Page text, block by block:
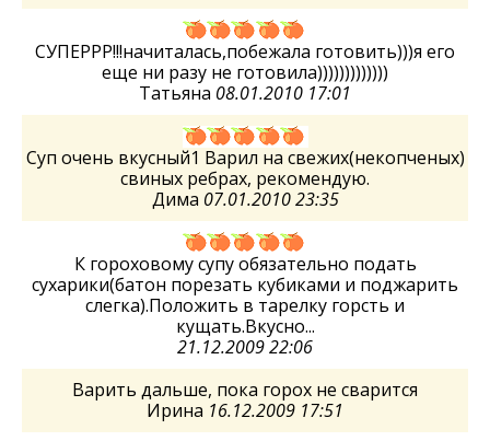
СУПЕРРР!!!начиталась,побежала готовить)))я его
еще ни разу не готовила)))))))))))))
Татьяна 08.01.2010 17:01
Суп очень вкусный1 Варил на свежих(некопченых)
свиных ребрах, рекомендую.
Дима 07.01.2010 23:35
К гороховому супу обязательно подать
сухарики(батон порезать кубиками и поджарить
слегка).Положить в тарелку горсть и
кущать.Вкусно...
21.12.2009 22:06
Варить дальше, пока горох не сварится
Ирина 16.12.2009 17:51